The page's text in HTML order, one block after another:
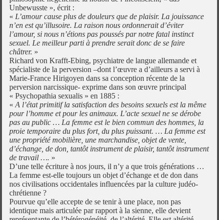
Unbewusste », écrit :
« L’amour cause plus de douleurs que de plaisir. La jouissance
n’en est qu’illusoire. La raison nous ordonnerait d’éviter
l’amour, si nous n’étions pas poussés par notre fatal instinct
sexuel. Le meilleur parti à prendre serait donc de se faire
châtrer. »
Richard von Krafft-Ebing, psychiatre de langue allemande et
spécialiste de la perversion –dont l’œuvre a d’ailleurs a servi à
Marie-France Hirigoyen dans sa conception récente de la
perversion narcissique- exprime dans son œuvre principal
« Psychopathia sexualis » en 1885 :
«A l’état primitif la satisfaction des besoins sexuels est la même
pour l’homme et pour les animaux. L’acte sexuel ne se dérobe
pas au public … La femme est le bien commun des hommes, la
proie temporaire du plus fort, du plus puissant. … La femme est
une propriété mobilière, une marchandise, objet de vente,
d’échange, de don, tantôt instrument de plaisir, tantôt instrument
de travail …. »
D’une telle écriture à nos jours, il n’y a que trois générations …
La femme est-elle toujours un objet d’échange et de don dans
nos civilisations occidentales influencées par la culture judéo-
chrétienne ?
Pourvue qu’elle accepte de se tenir à une place, non pas
identique mais articulée par rapport à la sienne, elle devient